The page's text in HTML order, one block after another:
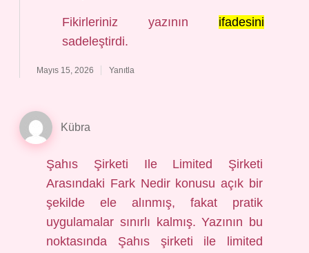
Fikirleriniz yazının ifadesini
sadeleştirdi.
Mayıs 15, 2026 Yanıtla
Kübra
Şahıs Şirketi Ile Limited Şirketi
Arasındaki Fark Nedir konusu açık bir
şekilde ele alınmış, fakat pratik
uygulamalar sınırlı kalmış. Yazının bu
noktasında Şahıs şirketi ile limited